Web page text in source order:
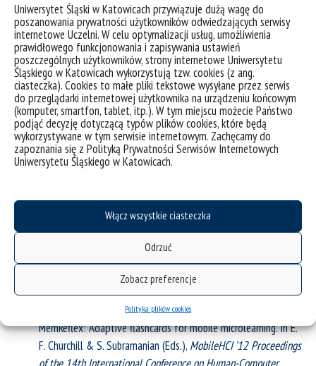
Uniwersytet Śląski w Katowicach przywiązuje dużą wagę do
poszanowania prywatności użytkowników odwiedzających serwisy
internetowe Uczelni. W celu optymalizacji usług, umożliwienia
prawidłowego funkcjonowania i zapisywania ustawień
poszczególnych użytkowników, strony internetowe Uniwersytetu
Śląskiego w Katowicach wykorzystują tzw. cookies (z ang.
ciasteczka). Cookies to małe pliki tekstowe wysyłane przez serwis
do przeglądarki internetowej użytkownika na urządzeniu końcowym
(komputer, smartfon, tablet, itp.). W tym miejscu możecie Państwo
podjąć decyzję dotyczącą typów plików cookies, które będą
wykorzystywane w tym serwisie internetowym. Zachęcamy do
zapoznania się z Polityką Prywatności Serwisów Internetowych
Uniwersytetu Śląskiego w Katowicach.
Włącz wszystkie ciasteczka
Odrzuć
Zobacz preferencje
Polityka plików cookies
Cates, S., Barron, D., & Ruddiman, P. (2017). MobiLearn go:
Mobile microlearning as an active, location-aware game. In M.
Tscheligi (Ed.),MobileHCI ’17 Proceedings of the 19th
International Conference on Human-Computer Interaction with
Mobile Devices and Services, 1–7.
doi:10.1145/3098279.3122146.
Costa, C., Beham, G., Reinhardt, W., & Sillaots, M. (2008).
Microblogging In Technology Enhanced Learning: A Use-Case
Inspection of PPE Summer School 2008. In R. Vuorikari, B.
Kieslinger, R. Klamma, & E. Duval (Eds.),
Technology Enhanced Learning. Retrieved from http://ceur-
ws.org/Vol-382/paper3.pdf.
Ebner, M., Lienhardt, C., Rohs, M., & Meyer, I. (2010). Microblogs in
process-oriented learning?Computers & Education
100. doi:10.1016/j.compedu.2009.12.006
Edge, D., Fitchett, S., Whitney, M., & Landay, J. (2012).
MemReflex: Adaptive flashcards for mobile microlearning. In E.
F. Churchill & S. Subramanian (Eds.), MobileHCI ’12 Proceedings